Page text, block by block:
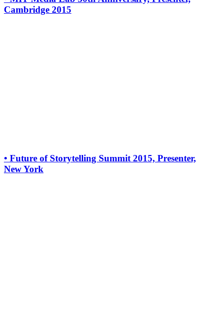
Cambridge 2015
• Future of Storytelling Summit 2015, Presenter,
New York